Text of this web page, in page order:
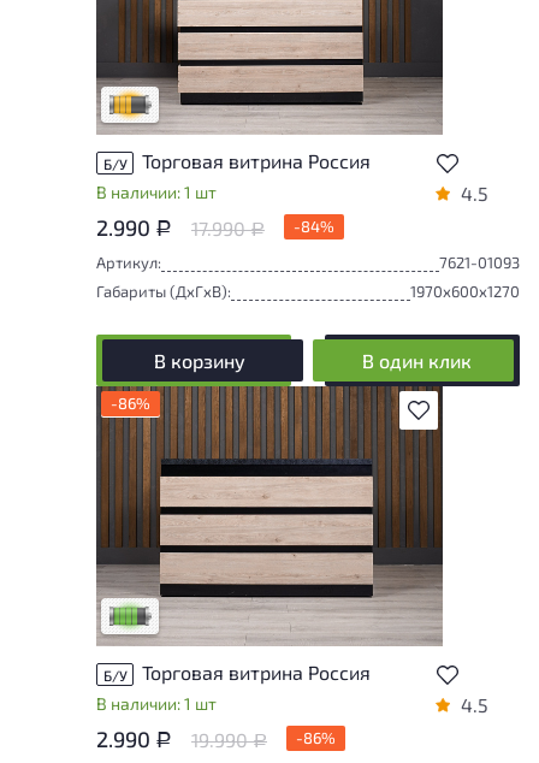
Товар может иметь незначительные
повреждения и/или следы эксплуатации,
не влияющие на удобство его
использования
Удовлетворительный износ
Б/У Торговая витрина Россия
В наличии: 1 шт 4.5
2.990 Р 17.990Р
-84%
Артикул:
7621-01093
Габариты (ДxГxВ):
1970x600x1270
В корзину В один клик
В избранное
-86%
У товара присутствуют незначительные
следы эксплуатации, не влияющие на
удобство его использования
Низкая степень износа
Б/У Торговая витрина Россия
В наличии: 1 шт 4.5
2.990 Р 19.990Р
-86%